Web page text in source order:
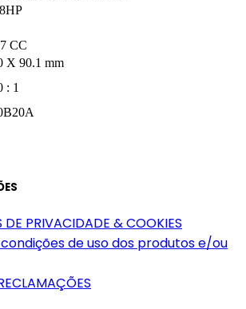
CC
X 90.1 mm
: 1
DE PRIVACIDADE & COOKIES
de uso dos produtos e/ou